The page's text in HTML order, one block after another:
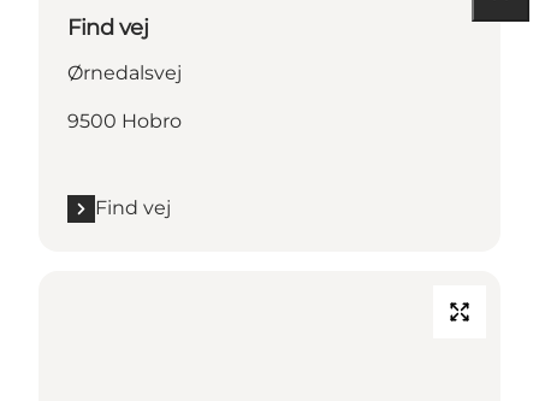
Find vej
Ørnedalsvej
9500 Hobro
Find vej